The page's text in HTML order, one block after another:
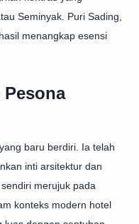
Seminyak. Puri Sading,
menangkap esensi
baru berdiri. Ia telah
inti arsitektur dan
merujuk pada
konteks modern hotel